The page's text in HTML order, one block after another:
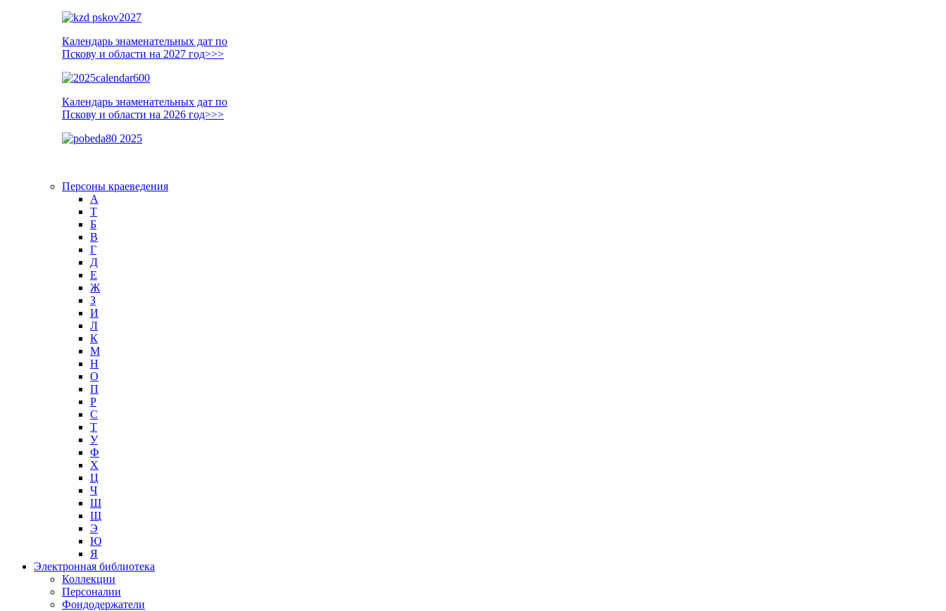
Календарь знаменательных дат по
Пскову и области на 2027 год>>>
Календарь знаменательных дат по
Пскову и области на 2026 год>>>
Персоны краеведения
А
T
Б
В
Г
Д
Е
Ж
З
И
Л
К
М
Н
О
П
Р
С
Т
У
Ф
Х
Ц
Ч
Ш
Щ
Э
Ю
Я
Электронная библиотека
Коллекции
Персоналии
Фондодержатели